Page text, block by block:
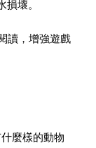
壞。
讀，增強遊戲
麼樣的動物